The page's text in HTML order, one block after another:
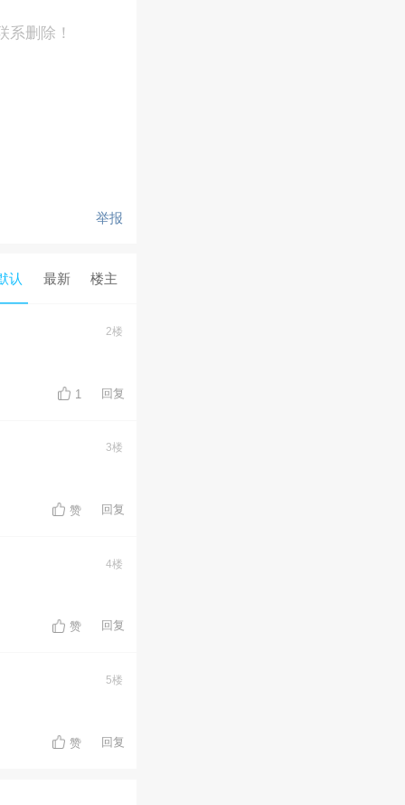
删除！
举报
认 最新 楼主
2楼
1 回复
3楼
赞 回复
4楼
赞 回复
5楼
赞 回复